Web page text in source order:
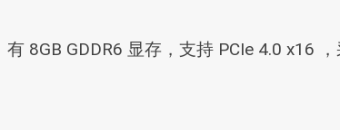
8GB GDDR6 显存，支持 PCIe 4.0 x16